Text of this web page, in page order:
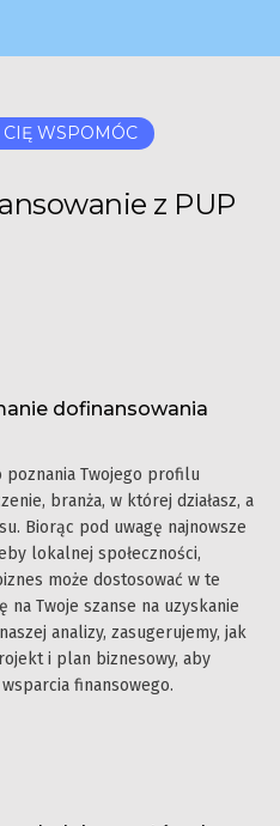
WSPOMÓC
z PUP
dofinansowania
poznania Twojego profilu
branża, w której działasz, a
Biorąc pod uwagę najnowsze
lokalnej społeczności,
może dostosować w te
na Twoje szanse na uzyskanie
analizy, zasugerujemy, jak
i plan biznesowy, aby
finansowego.